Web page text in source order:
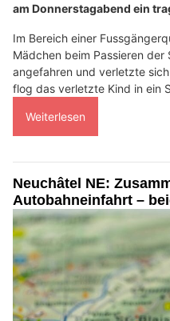
am Donnerstagabend ein
Im Bereich einer
Mädchen beim Passieren der
angefahren und verletzte
flog das verletzte Kind in ein
Weiterlesen
Neuchâtel NE:
Autobahneinfahrt –